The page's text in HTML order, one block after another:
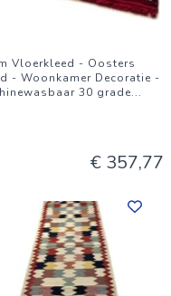
Vloerkleed - Oosters
- Woonkamer Decoratie -
30 grade...
€ 357,77